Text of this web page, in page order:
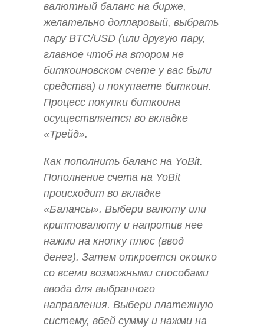
валютный баланс на бирже,
желательно долларовый, выбрать
пару BTC/USD (или другую пару,
главное чтоб на втором не
биткоиновском счете у вас были
средства) и покупаете биткоин.
Процесс покупки биткоина
осуществляется во вкладке
«Трейд».
Как пополнить баланс на YoBit.
Пополнение счета на YoBit
происходит во вкладке
«Балансы». Выбери валюту или
криптовалюту и напротив нее
нажми на кнопку плюс (ввод
денег). Затем откроется окошко
со всеми возможными способами
ввода для выбранного
направления. Выбери платежную
систему, вбей сумму и нажми на